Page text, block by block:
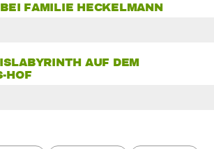
FAMILIE HECKELMANN
AUF DEM
HOF